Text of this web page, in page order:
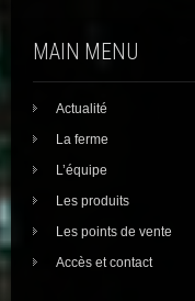
MAIN MENU
Actualité
La ferme
L’équipe
Les produits
Les points de vente
Accès et contact